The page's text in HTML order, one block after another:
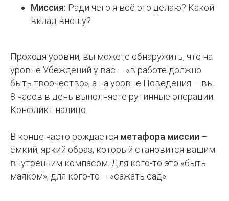
Миссия: Ради чего я всё это делаю? Какой
вклад вношу?
Проходя уровни, вы можете обнаружить, что на
уровне Убеждений у вас – «в работе должно
быть творчество», а на уровне Поведения – вы
8 часов в день выполняете рутинные операции.
Конфликт налицо.
В конце часто рождается метафора миссии –
ёмкий, яркий образ, который становится вашим
внутренним компасом. Для кого-то это «быть
маяком», для кого-то – «сажать сад».